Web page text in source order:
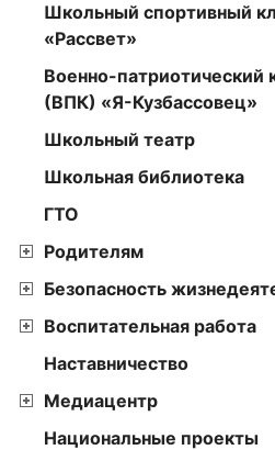
Школьный спортивный
«Рассвет»
Военно-патриотический
(ВПК) «Я-Кузбассовец»
Школьный театр
Школьная библиотека
ГТО
Родителям
Безопасность
Воспитательная работа
Наставничество
Медиацентр
Национальные проекты